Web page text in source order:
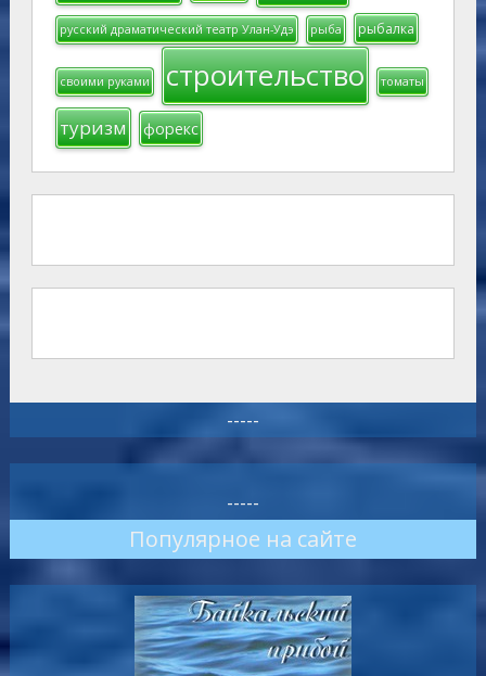
русский драматический театр Улан-Удэ рыба рыбалка
своими руками строительство томаты
туризм форекс
-----
-----
Популярное на сайте